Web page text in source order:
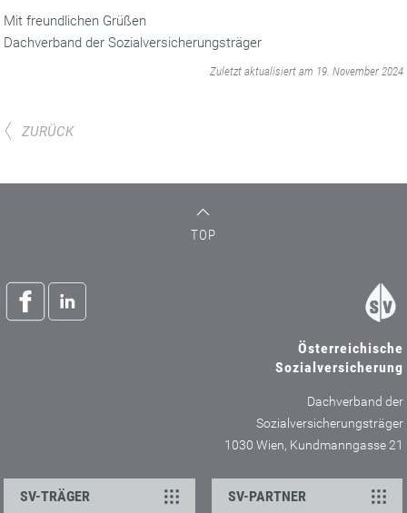
Mit freundlichen Grüßen
Dachverband der Sozialversicherungsträger
Zuletzt aktualisiert am 19. November 2024
ZURÜCK
TOP
Österreichische
Sozialversicherung
Dachverband der
Sozialversicherungsträger
1030 Wien, Kundmanngasse 21
SV-TRÄGER SV-PARTNER